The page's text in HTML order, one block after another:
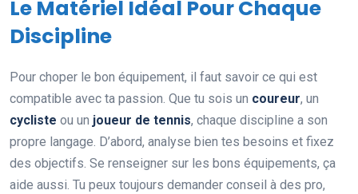
Le Matériel Idéal Pour Chaque
Discipline
Pour choper le bon équipement, il faut savoir ce qui est
compatible avec ta passion. Que tu sois un coureur, un
cycliste ou un joueur de tennis, chaque discipline a son
propre langage. D’abord, analyse bien tes besoins et fixez
des objectifs. Se renseigner sur les bons équipements, ça
aide aussi. Tu peux toujours demander conseil à des pro,